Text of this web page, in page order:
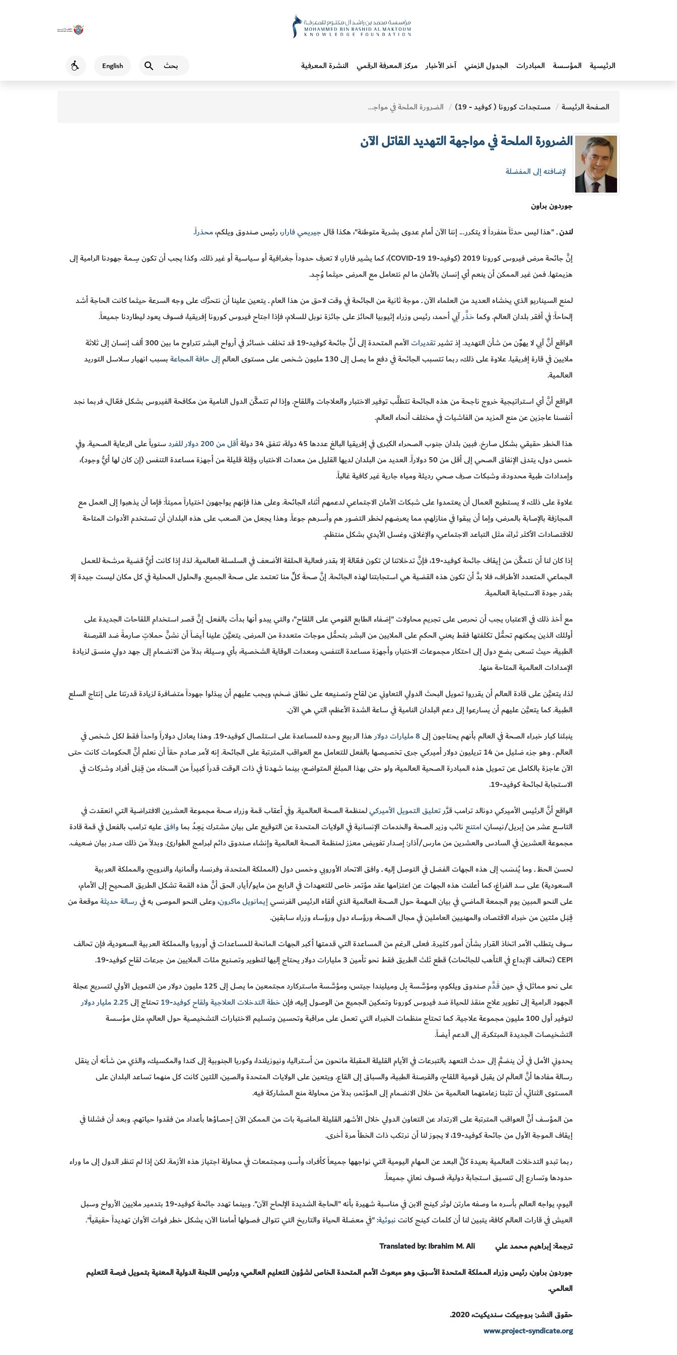
English
Accessibility الرئيسية المؤسسة المبادرات‎ الجدول الزمني آخر الأخبار مركز المعرفة الرقمي النشرة المعرفية
الصفحة الرئيسة مستجدات كورونا ( كوفيد - 19) الضرورة الملحة في مواجهة التهديد القاتل الآن
الضرورة الملحة في مواجهة التهديد القاتل الآن
لإضافته إلى المفضلة
جوردون براون
لندنــ "هذا ليس حدثاً منفرداً لا يتكرر... إننا الآن أمام عدوى بشرية متوطنة"، هكذا قالجيريمي فارار، رئيس صندوق ويلكم،محذراً.
إنَّ جائحة مرض فيروس كورونا 2019 (كوفيد-19 COVID-19)، كما يشير فارار، لا تعرف حدوداً جغرافية أو سياسية أو غير ذلك. وكذا يجب أن تكون سِـمـة جهودنا الرامية إلى
هزيمتها. فمن غير الممكن أن ينعم أي إنسان بالأمان ما لم نتعامل مع المرض حيثما وُجِـد.
لمنع السيناريو الذي يخشاه العديد من العلماء الآن ــ موجة ثانية من الجائحة في وقت لاحق من هذا العام ــ يتعين علينا أن نتحرَّك على وجه السرعة حيثما كانت الحاجة أشد
إلحاحاً: في أفقر بلدان العالم. وكما حَـذَّرآبي أحمد، رئيس وزراء إثيوبيا الحائز على جائزة نوبل للسلام، فإذا اجتاح فيروس كورونا إفريقيا، فسوف يعود ليطاردنا جميعاً.
الواقع أنَّ آبي لا يهوِّن من شأن التهديد. إذ تشيرتقديرات
الأمم المتحدة إلى أنَّ جائحة كوفيد-19 قد تخلف خسائر في أرواح البشر تتراوح ما بين 300 ألف إنسان إلى ثلاثة
ملايين في قارة إفريقيا. علاوة على ذلك، ربما تتسبب الجائحة في دفع ما يصل إلى 130 مليون شخص على مستوى العالم
إلى حافة المجاعةبسبب انهيار سلاسل التوريد
العالمية.
الواقع أنَّ أي استراتيجية خروج ناجحة من هذه الجائحة تتطلَّب توفير الاختبار والعلاجات واللقاح. وإذا لم تتمكَّن الدول النامية من مكافحة الفيروس بشكل فعّـال، فربما نجد
أنفسنا عاجزين عن منع المزيد من الفاشيات في مختلف أنحاء العالم.
هذا الخطر حقيقي بشكل صارخ. فبين بلدان جنوب الصحراء الكبرى في إفريقيا البالغ عددها 45 دولة، تنفق 34 دولة
أقل من 200 دولار للفرد
سنوياً على الرعاية الصحية. وفي
خمس دول، يتدنى الإنفاق الصحي إلى أقل من 50 دولاراً. العديد من البلدان لديها القليل من معدات الاختبار، وقِلة قليلة من أجهزة مساعدة التنفس (إن كان لها أيُّ وجود)،
وإمدادات طبية محدودة، وشبكات صرف صحي رديئة ومياه جارية غير كافية غالباً.
علاوة على ذلك، لا يستطيع العمال أن يعتمدوا على شبكات الأمان الاجتماعي لدعمهم أثناء الجائحة. وعلى هذا فإنهم يواجهون اختياراً مميتاً: فإما أن يذهبوا إلى العمل مع
المجازفة بالإصابة بالمرض، وإما أن يبقوا في منازلهم، مما يعرضهم لخطر التضور هم وأسرهم جوعاً. وهذا يجعل من الصعب على هذه البلدان أن تستخدم الأدوات المتاحة
للاقتصادات الأكثر ثراءً، مثل التباعد الاجتماعي، والإغلاق، وغسل الأيدي بشكل منتظم.
إذا كان لنا أن نتمكَّن من إيقاف جائحة كوفيد-19، فإنَّ تدخلاتنا لن تكون فـعّالة إلا بقدر فعالية الحلقة الأضعف في السلسلة العالمية. لذا، إذا كانت أيُّ قضية مرشحة للعمل
الجماعي المتعدد الأطراف، فلا بدَّ أن تكون هذه القضية هي استجابتنا لهذه الجائحة. إنَّ صحةَ كلٍّ منا تعتمد على صحة الجميع. والحلول المحلية في كل مكان ليست جيدة إلا
بقدر جودة الاستجابة العالمية.
مع أخذ ذلك في الاعتبار، يجب أن نحرص على تجريم محاولات "إضفاء الطابع القومي على اللقاح"، والتي يبدو أنها بدأت بالفعل. إنَّ قصر استخدام اللقاحات الجديدة على
أولئك الذين يمكنهم تحمُّل تكلفتها فقط يعني الحكم على الملايين من البشر بتحمُّل موجات متعددة من المرض. يتعيَّن علينا أيضاً أن نشنَّ حملاتٍ صارمةً ضد القرصنة
الطبية، حيث تسعى بضع دول إلى احتكار مجموعات الاختبار، وأجهزة مساعدة التنفس، ومعدات الوقاية الشخصية، بأي وسيلة، بدلاً من الانضمام إلى جهد دولي منسق لزيادة
الإمدادات العالمية المتاحة منها.
لذا، يتعيَّن على قادة العالم أن يقرروا تمويل البحث الدولي التعاوني عن لقاح وتصنيعه على نطاق ضخم، ويجب عليهم أن يبذلوا جهوداً متضافرة لزيادة قدرتنا على إنتاج السلع
الطبية. كما يتعيَّن عليهم أن يسارعوا إلى دعم البلدان النامية في ساعة الشدة الأعظم، التي هي الآن.
ينبئنا كبار خبراء الصحة في العالم بأنهم يحتاجون إلى8 مليارات دولار
هذا الربيع وحده للمساعدة على استئصال كوفيد-19. وهذا يعادل دولاراً واحداً فقط لكل شخص في
العالم ــ وهو جزء ضئيل من 14 تريليون دولار أميركي جرى تخصيصها بالفعل للتعامل مع العواقب المترتبة على الجائحة. إنه لأمر صادم حقاً أن نعلم أنَّ الحكومات كانت حتى
الآن عاجزة بالكامل عن تمويل هذه المبادرة الصحية العالمية، ولو حتى بهذا المبلغ المتواضع، بينما شهدنا في ذات الوقت قدراً كبيراً من السخاء من قِـبَـل أفراد وشركات في
الاستجابة لجائحة كوفيد-19.
الواقع أنَّ الرئيس الأميركي دونالد ترامب قرَّرتعليق التمويل الأميركيلمنظمة الصحة العالمية. وفي أعقاب قمة وزراء صحة مجموعة العشرين الافتراضية التي انعقدت في
التاسع عشر من إبريل/نيسان،امتنع نائب وزير الصحة والخدمات الإنسانية في الولايات المتحدة عن التوقيع على بيان مشترك يَـعِـدُ بما وافقعليه ترامب بالفعل في قمة قادة
مجموعة العشرين في السادس والعشرين من مارس/آذار: إصدار تفويض معزز لمنظمة الصحة العالمية وإنشاء صندوق دائم لبرامج الطوارئ. وبدلاً من ذلك صدر بيان ضعيف.
لحسن الحظ ــ وما يُـنـسَـب إلى هذه الجهات الفضل في التوصل إليه ــ وافق الاتحاد الأوروبي وخمس دول (المملكة المتحدة، وفرنسا، وألمانيا، والنرويج، والمملكة العربية
السعودية) على سد الفراغ، كما أعلنت هذه الجهات عن اعتزامها عقد مؤتمر خاص للتعهدات في الرابع من مايو/أيار. الحق أنَّ هذه القمة تشكل الطريق الصحيح إلى الأمام،
على النحو المبين يوم الجمعة الماضي في بيان المهمة حول الصحة العالمية الذي ألقاه الرئيس الفرنسيإيمانويل ماكرون، وعلى النحو الموصى به فيرسالة حديثةموقعة من
قِـبَـل مئتين من خبراء الاقتصاد، والمهنيين العاملين في مجال الصحة، ورؤساء دول ورؤساء وزراء سابقين.
سوف يتطلب الأمر اتخاذ القرار بشأن أمور كثيرة. فعلى الرغم من المساعدة التي قدمتها أكبر الجهات المانحة للمساعدات في أوروبا والمملكة العربية السعودية، فإن تحالف
CEPI (تحالف الإبداع في التأهب للجائحات) قطع ثلث الطريق فقط نحو تأمين 3 مليارات دولار يحتاج إليها لتطوير وتصنيع مئات الملايين من جرعات لقاح كوفيد-19.
على نحو مماثل، في حينقَـدَّم
صندوق ويلكوم، ومؤسَّسة بِل وميليندا جيتس، ومؤسَّسة ماستركارد مجتمعين ما يصل إلى 125 مليون دولار من التمويل الأولي لتسريع عجلة
الجهود الرامية إلى تطوير علاج منقذ للحياة ضد فيروس كورونا وتمكين الجميع من الوصول إليه، فإنخطة التدخلات العلاجية ولقاح كوفيد-19 تحتاج إلى2.25 مليار دولار
لتوفير أول 100 مليون مجموعة علاجية. كما تحتاج منظمات الخبراء التي تعمل على مراقبة وتحسين وتسليم الاختبارات التشخيصية حول العالم، مثل مؤسسة
التشخيصات الجديدة المبتكرة، إلى الدعم أيضاً.
يحدوني الأمل في أن ينضمَّ إلى حدث التعهد بالتبرعات في الأيام القليلة المقبلة مانحون من أستراليا، ونيوزيلندا، وكوريا الجنوبية إلى كندا والمكسيك، والذي من شأنه أن ينقل
رسالة مفادها أنَّ العالَم لن يقبل قومية اللقاح، والقرصنة الطبية، والسباق إلى القاع. ويتعين على الولايات المتحدة والصين، اللتين كانت كل منهما تساعد البلدان على
المستوى الثنائي، أن تثبتا زعامتهما العالمية من خلال الانضمام إلى المؤتمر، بدلاً من محاولة منع المشاركة فيه.
من المؤسف أنَّ العواقب المترتبة على الارتداد عن التعاون الدولي خلال الأشهر القليلة الماضية بات من الممكن الآن إحصاؤها بأعداد من فقدوا حياتهم. وبعد أن فشلنا في
إيقاف الموجة الأول من جائحة كوفيد-19، لا يجوز لنا أن نرتكب ذات الخطأ مرة أخرى.
ربما تبدو التدخلات العالمية بعيدة كلَّ البعد عن المهام اليومية التي نواجهها جميعاً كأفراد، وأسر، ومجتمعات في محاولة اجتياز هذه الأزمة. لكن إذا لم تنظر الدول إلى ما وراء
حدودها وتسارع إلى تنسيق استجابة دولية، فسوف نعاني جميعاً.
اليوم، يواجه العالم بأسره ما وصفه مارتن لوثر كينج الابن في مناسبة شهيرة بأنه "الحاجة الشديدة الإلحاح الآن". وبينما تهدد جائحة كوفيد-19 بتدمير ملايين الأرواح وسبل
العيش في قارات العالم كافة، يتبين لنا أن كلمات كينج كانتنبوئية: "في معضلة الحياة والتاريخ التي تتوالى فصولها أمامنا الآن، يشكل خطر فوات الأوان تهديداً حقيقياً".
ترجمة: إبراهيم محمد علي
Translated by: Ibrahim M. Ali
جوردون براون، رئيس وزراء المملكة المتحدة الأسبق، وهو مبعوث الأمم المتحدة الخاص لشؤون التعليم العالمي، ورئيس اللجنة الدولية المعنية بتمويل فرصة التعليم
العالمي.
حقوق النشر: بروجيكت سنديكيت، 2020.
www.project-syndicate.org